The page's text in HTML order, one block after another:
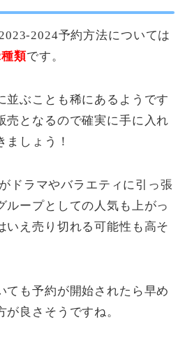
2024予約方法については
類です。
並ぶことも稀にあるようです
売となるので確実に手に入れ
ましょう！
ドラマやバラエティに引っ張
ループとしての人気も上がっ
いえ売り切れる可能性も高そ
ても予約が開始されたら早め
良さそうですね。